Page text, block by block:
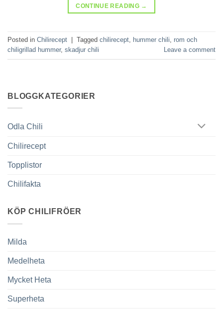
CONTINUE READING →
Posted in Chilirecept Tagged chilirecept, hummer chili, rom och
chiligrillad hummer, skadjur chili Leave a comment
BLOGGKATEGORIER
Odla Chili
Chilirecept
Topplistor
Chilifakta
KÖP CHILIFRÖER
Milda
Medelheta
Mycket Heta
Superheta